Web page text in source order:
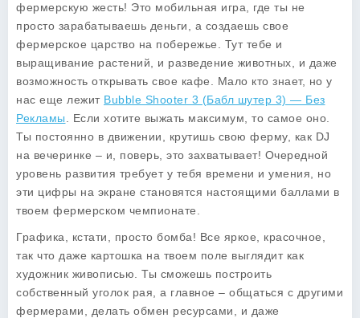
фермерскую жесть! Это мобильная игра, где ты не
просто зарабатываешь деньги, а создаешь свое
фермерское царство на побережье. Тут тебе и
выращивание растений, и разведение животных, и даже
возможность открывать свое кафе. Мало кто знает, но у
нас еще лежит Bubble Shooter 3 (Бабл шутер 3) — Без
Рекламы . Если хотите выжать максимум, то самое оно.
Ты постоянно в движении, крутишь свою ферму, как DJ
на вечеринке – и, поверь, это захватывает! Очередной
уровень развития требует у тебя времени и умения, но
эти цифры на экране становятся настоящими баллами в
твоем фермерском чемпионате.
Графика, кстати, просто бомба! Все яркое, красочное,
так что даже картошка на твоем поле выглядит как
художник живописью. Ты сможешь построить
собственный уголок рая, а главное – общаться с другими
фермерами, делать обмен ресурсами, и даже